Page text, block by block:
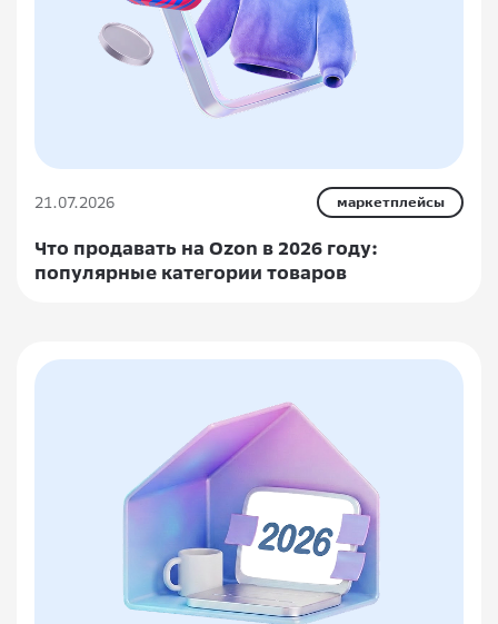
21.07.2026 маркетплейсы
Что продавать на Ozon в 2026 году:
популярные категории товаров